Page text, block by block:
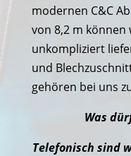
modernen C&C
von 8,2 m können
unkompliziert
und
gehören bei uns
Was
Telefonisch sind